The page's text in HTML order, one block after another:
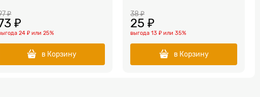
₽
₽
24 ₽ или25%
в Корзину
38 ₽
25 ₽
выгода13 ₽ или35%
в Корзину